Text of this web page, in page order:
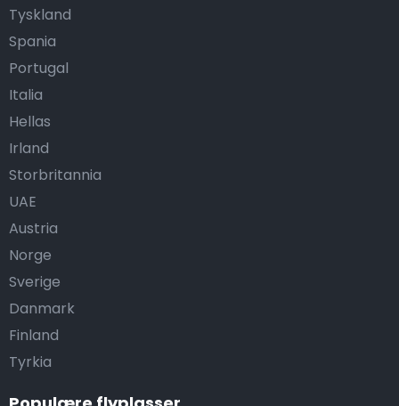
Tyskland
Spania
Portugal
Italia
Hellas
Irland
Storbritannia
UAE
Austria
Norge
Sverige
Danmark
Finland
Tyrkia